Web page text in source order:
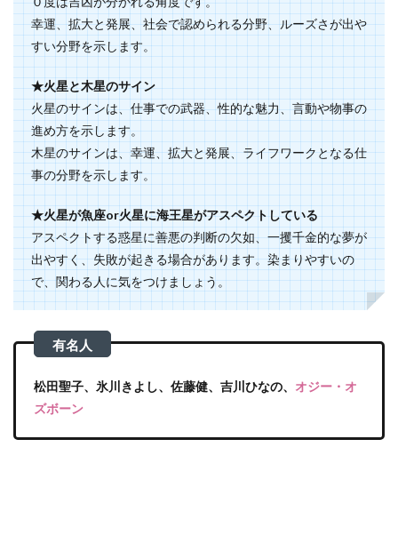
幸運、拡大と発展、社会で認められる分野、ルーズさが出や
すい分野を示します。
★火星と木星のサイン
火星のサインは、仕事での武器、性的な魅力、言動や物事の
進め方を示します。
木星のサインは、幸運、拡大と発展、ライフワークとなる仕
事の分野を示します。
★火星が魚座or火星に海王星がアスペクトしている
アスペクトする惑星に善悪の判断の欠如、一攫千金的な夢が
出やすく、失敗が起きる場合があります。染まりやすいの
で、関わる人に気をつけましょう。
松田聖子、氷川きよし、佐藤健、吉川ひなの、 オジー・オ
ズボーン